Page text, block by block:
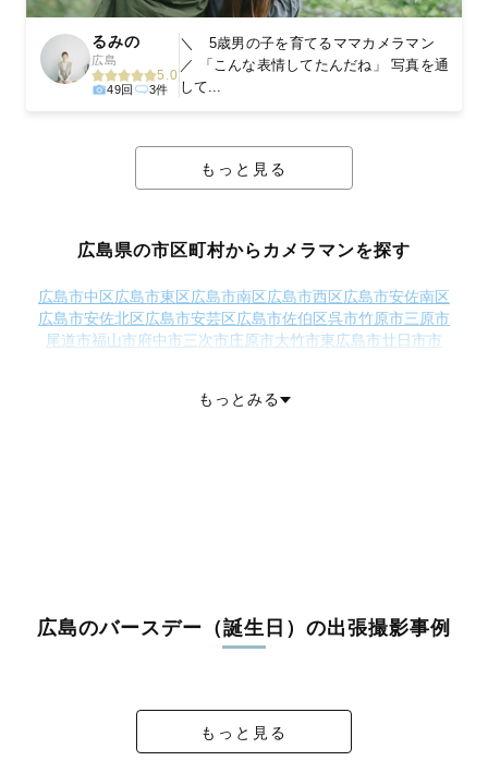
るみの
広島
5.0
49回 3件
＼ 5歳男の子を育てるママカメラマン
／ 「こんな表情してたんだね」 写真を通
して...
もっと見る
広島県の市区町村からカメラマンを探す
広島市中区広島市東区広島市南区広島市西区広島市安佐南区
広島市安佐北区広島市安芸区広島市佐伯区呉市竹原市三原市
尾道市福山市府中市三次市庄原市大竹市東広島市廿日市市
世羅郡世羅町 神石郡神石高原町
もっとみる
広島のバースデー（誕生日）の出張撮影事例
もっと見る